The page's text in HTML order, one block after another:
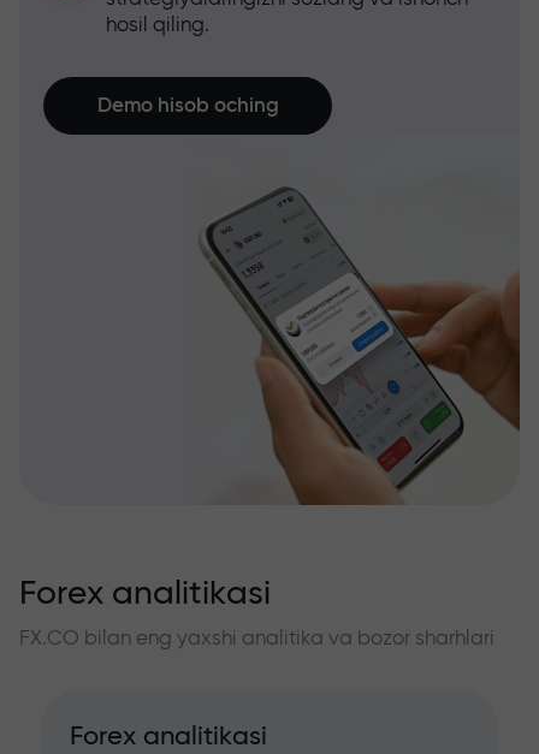
hosil qiling.
Demo hisob oching
Forex analitikasi
FX.CO bilan eng yaxshi analitika va bozor sharhlari
Forex analitikasi